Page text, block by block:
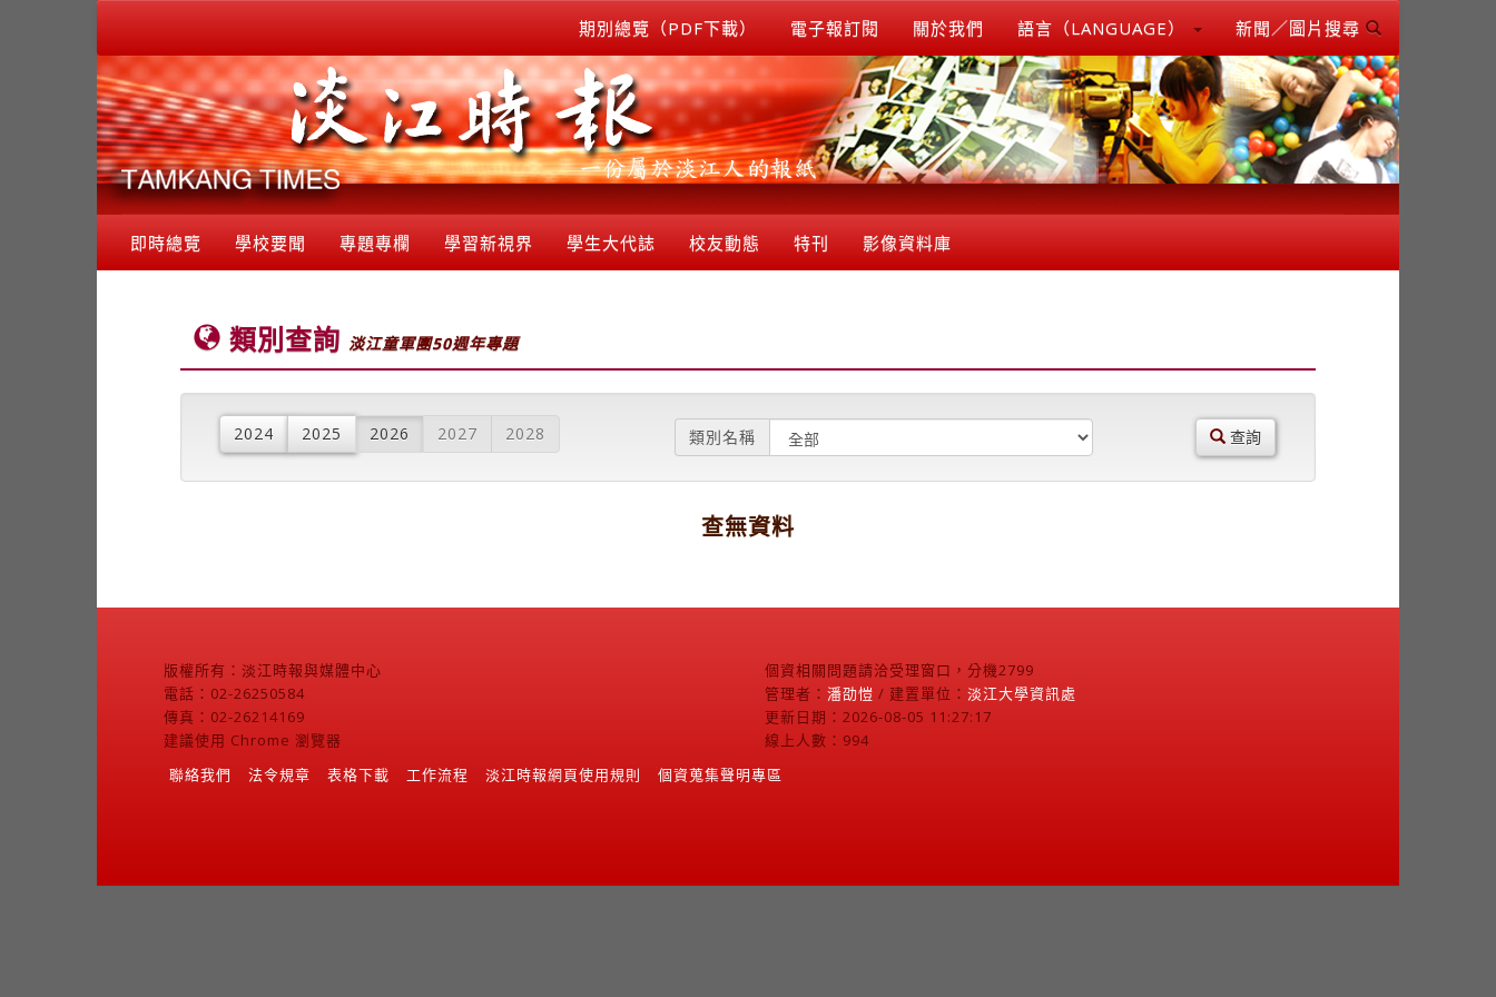
期別總覽（PDF下載） 電子報訂閱 關於我們 語言（LANGUAGE） 新聞／圖片搜尋
即時總覽 學校要聞 專題專欄 學習新視界 學生大代誌 校友動態 特刊 影像資料庫
類別查詢 淡江童軍團50週年專題
2024 2025 2026 2027 2028 類別名稱 查詢
查無資料
版權所有：淡江時報與媒體中心
電話：02-26250584
傳真：02-26214169
建議使用 Chrome 瀏覽器
個資相關問題請洽受理窗口，分機2799
管理者： 潘劭愷 / 建置單位： 淡江大學資訊處
更新日期：2026-08-05 11:27:17
線上人數：994
聯絡我們
法令規章 表格下載 工作流程 淡江時報網頁使用規則 個資蒐集聲明專區